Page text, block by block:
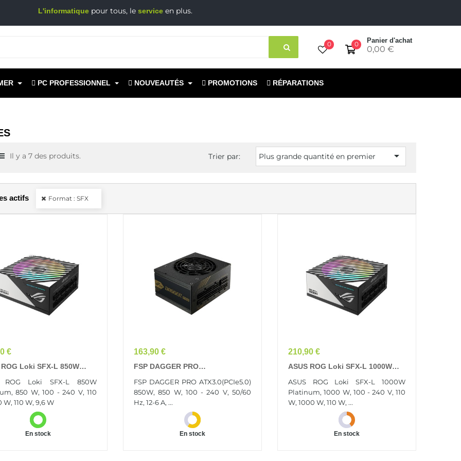
L'informatique pour tous, le service en plus.
0 Panier d'achat
0,00 €
0
PC PROFESSIONNEL NOUVEAUTÉS PROMOTIONS RÉPARATIONS
Il y a 7 des produits. Trier par: Plus grande quantité en premier 
actifs Format : SFX
€
ROG Loki SFX-L 850W
24-Pin ATX Noir, Argent
ROG Loki SFX-L 850W
850 W, 100 - 240 V, 110
W, 110 W, 9,6 W
En stock
Prix
163,90 €
FSP DAGGER PRO
D'alimentation D'énergie 20+4 Pin
ATX SFX Noir
FSP DAGGER PRO ATX3.0(PCIe5.0)
850W, 850 W, 100 - 240 V, 50/60
Hz, 12-6 A, ...
En stock
Prix
210,90 €
ASUS ROG Loki SFX-L 1000W
D'énergie 24-Pin ATX Noir, Argent
ASUS ROG Loki SFX-L 1000W
Platinum, 1000 W, 100 - 240 V, 110
W, 1000 W, 110 W, ...
En stock